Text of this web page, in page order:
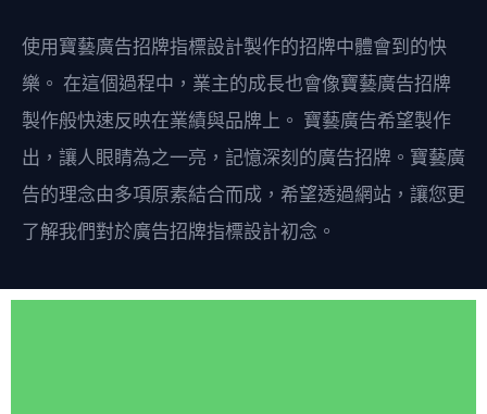
使用寶藝廣告招牌指標設計製作的招牌中體會到的快
樂。 在這個過程中，業主的成長也會像寶藝廣告招牌
製作般快速反映在業績與品牌上。 寶藝廣告希望製作
出，讓人眼睛為之一亮，記憶深刻的廣告招牌。寶藝廣
告的理念由多項原素結合而成，希望透過網站，讓您更
了解我們對於廣告招牌指標設計初念。